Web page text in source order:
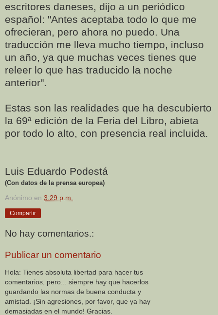
escritores daneses, dijo a un periódico
español: "Antes aceptaba todo lo que me
ofrecieran, pero ahora no puedo. Una
traducción me lleva mucho tiempo, incluso
un año, ya que muchas veces tienes que
releer lo que has traducido la noche
anterior".
Estas son las realidades que ha descubierto
la 69ª edición de la Feria del Libro, abieta
por todo lo alto, con presencia real incluida.
Luis Eduardo Podestá
(Con datos de la prensa europea)
Anónimo en 3:29 p.m.
Compartir
No hay comentarios.:
Publicar un comentario
Hola: Tienes absoluta libertad para hacer tus
comentarios, pero... siempre hay que hacerlos
guardando las normas de buena conducta y
amistad. ¡Sin agresiones, por favor, que ya hay
demasiadas en el mundo! Gracias.